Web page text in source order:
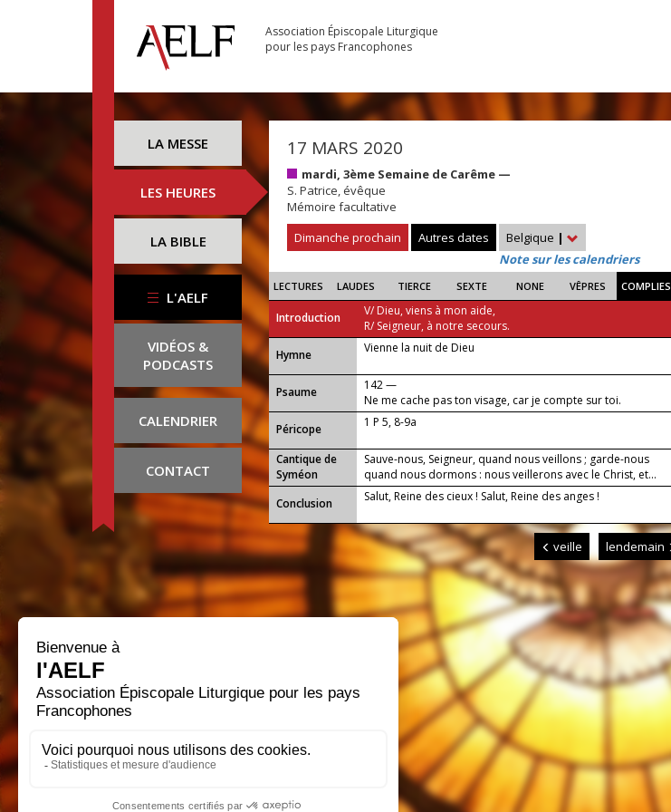
Association Épiscopale Liturgique
pour les pays Francophones
LA MESSE
LES HEURES
LA BIBLE
L'AELF
VIDÉOS &
PODCASTS
CALENDRIER
CONTACT
17 MARS 2020
mardi, 3ème Semaine de Carême —
S. Patrice, évêque
Mémoire facultative
Dimanche prochain
Autres dates Belgique |
Note sur les calendriers
LECTURES LAUDES TIERCE SEXTE NONE VÊPRES COMPLIES
Introduction
V/ Dieu, viens à mon aide,
R/ Seigneur, à notre secours.
...
Hymne Vienne la nuit de Dieu
Psaume
142 —
Ne me cache pas ton visage, car je compte sur toi.
Péricope
1 P 5, 8-9a
Cantique de
Syméon
Sauve-nous, Seigneur, quand nous veillons ; garde-nous
quand nous dormons : nous veillerons avec le Christ, et...
Conclusion
Salut, Reine des cieux ! Salut, Reine des anges !
veille lendemain